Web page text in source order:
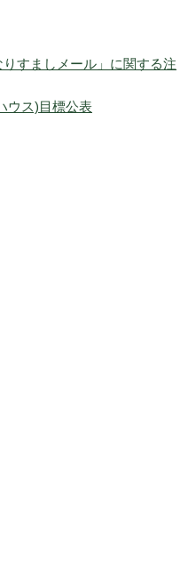
りすましメール」に関する注
ウス)目標公表